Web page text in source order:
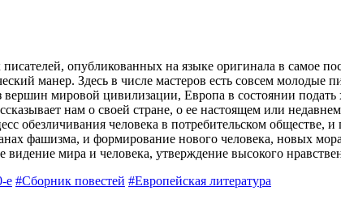
опубликованных на языке оригинала в самое
манер. Здесь в числе мастеров есть совсем
мировой цивилизации, Европа в состоянии
нам о своей стране, о ее настоящем или
человека в потребительском обществе, и
фашизма, и формирование нового человека, новых
мира и человека, утверждение высокого
е #Сборник повестей #Европейская литература